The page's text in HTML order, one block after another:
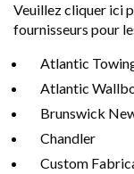
Veuillezcliquer ici
fournisseurs pour
Atlantic
Atlantic
Brunswick
Chandler
Custom